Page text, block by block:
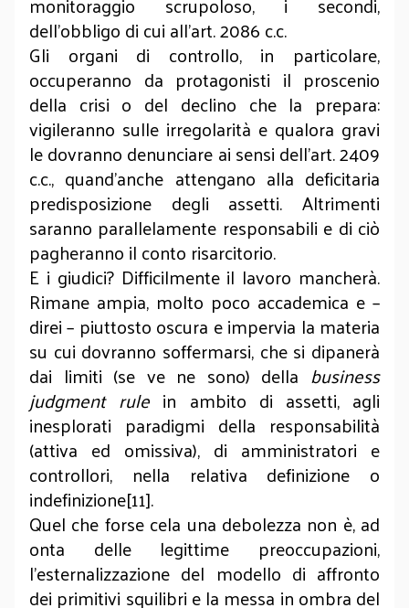
dell’obbligo di cui all’art. 2086 c.c.
Gli organi di controllo, in particolare,
occuperanno da protagonisti il proscenio
della crisi o del declino che la prepara:
vigileranno sulle irregolarità e qualora gravi
le dovranno denunciare ai sensi dell’art. 2409
c.c., quand’anche attengano alla deficitaria
predisposizione degli assetti. Altrimenti
saranno parallelamente responsabili e di ciò
pagheranno il conto risarcitorio.
E i giudici? Difficilmente il lavoro mancherà.
Rimane ampia, molto poco accademica e –
direi – piuttosto oscura e impervia la materia
su cui dovranno soffermarsi, che si dipanerà
dai limiti (se ve ne sono) della business
judgment rule in ambito di assetti, agli
inesplorati paradigmi della responsabilità
(attiva ed omissiva), di amministratori e
controllori, nella relativa definizione o
indefinizione[11].
Quel che forse cela una debolezza non è, ad
onta delle legittime preoccupazioni,
l’esternalizzazione del modello di affronto
dei primitivi squilibri e la messa in ombra del